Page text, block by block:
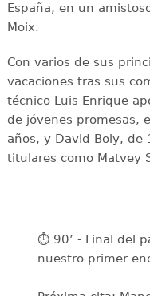
España, en un
Moix.
Con varios de sus
vacaciones tras sus
técnico Luis Enrique
de jóvenes promesas,
años, y David Boly, de
titulares como Matvey
⏱️ 90’ - Final del
nuestro primer